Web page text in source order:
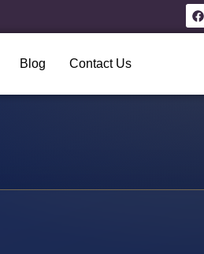
Blog Contact Us